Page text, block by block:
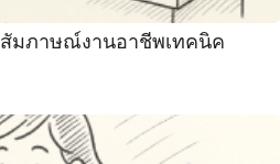
สัมภาษณ์งานอาชีพเทคนิค